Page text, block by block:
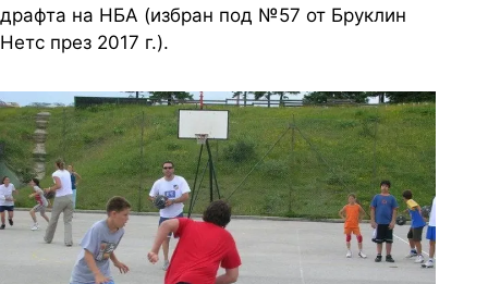
драфта на НБА (избран под №57 от Бруклин
Нетс през 2017 г.).